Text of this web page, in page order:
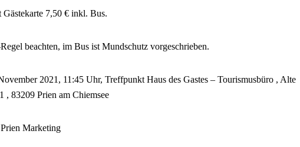
Gästekarte 7,50 € inkl. Bus.
beachten, im Bus ist Mundschutz vorgeschrieben.
2021, 11:45 Uhr, Treffpunkt Haus des Gastes – Tourismusbüro , Alte
, 83209 Prien am Chiemsee
Marketing